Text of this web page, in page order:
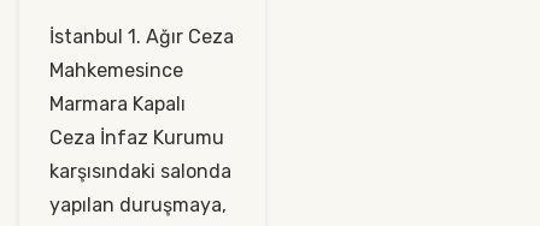
İstanbul 1. Ağır Ceza
Mahkemesince
Marmara Kapalı
Ceza İnfaz Kurumu
karşısındaki salonda
yapılan duruşmaya,